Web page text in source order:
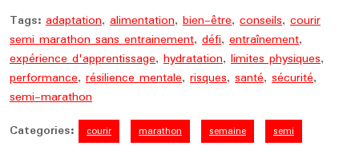
Tags: adaptation, alimentation, bien-être, conseils, courir
semi marathon sans entrainement, défi, entraînement,
expérience d'apprentissage, hydratation, limites physiques,
performance, résilience mentale, risques, santé, sécurité,
semi-marathon
Categories:
courir marathon semaine semi